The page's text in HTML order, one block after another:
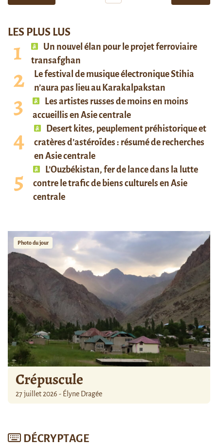
LES PLUS LUS
Un nouvel élan pour le projet ferroviaire
transafghan
Le festival de musique électronique Stihia
n’aura pas lieu au Karakalpakstan
Les artistes russes de moins en moins
accueillis en Asie centrale
Desert kites, peuplement préhistorique et
cratères d’astéroïdes : résumé de recherches
en Asie centrale
L’Ouzbékistan, fer de lance dans la lutte
contre le trafic de biens culturels en Asie
centrale
Photo du jour
Crépuscule
27 juillet 2026 - Élyne Dragée
DÉCRYPTAGE